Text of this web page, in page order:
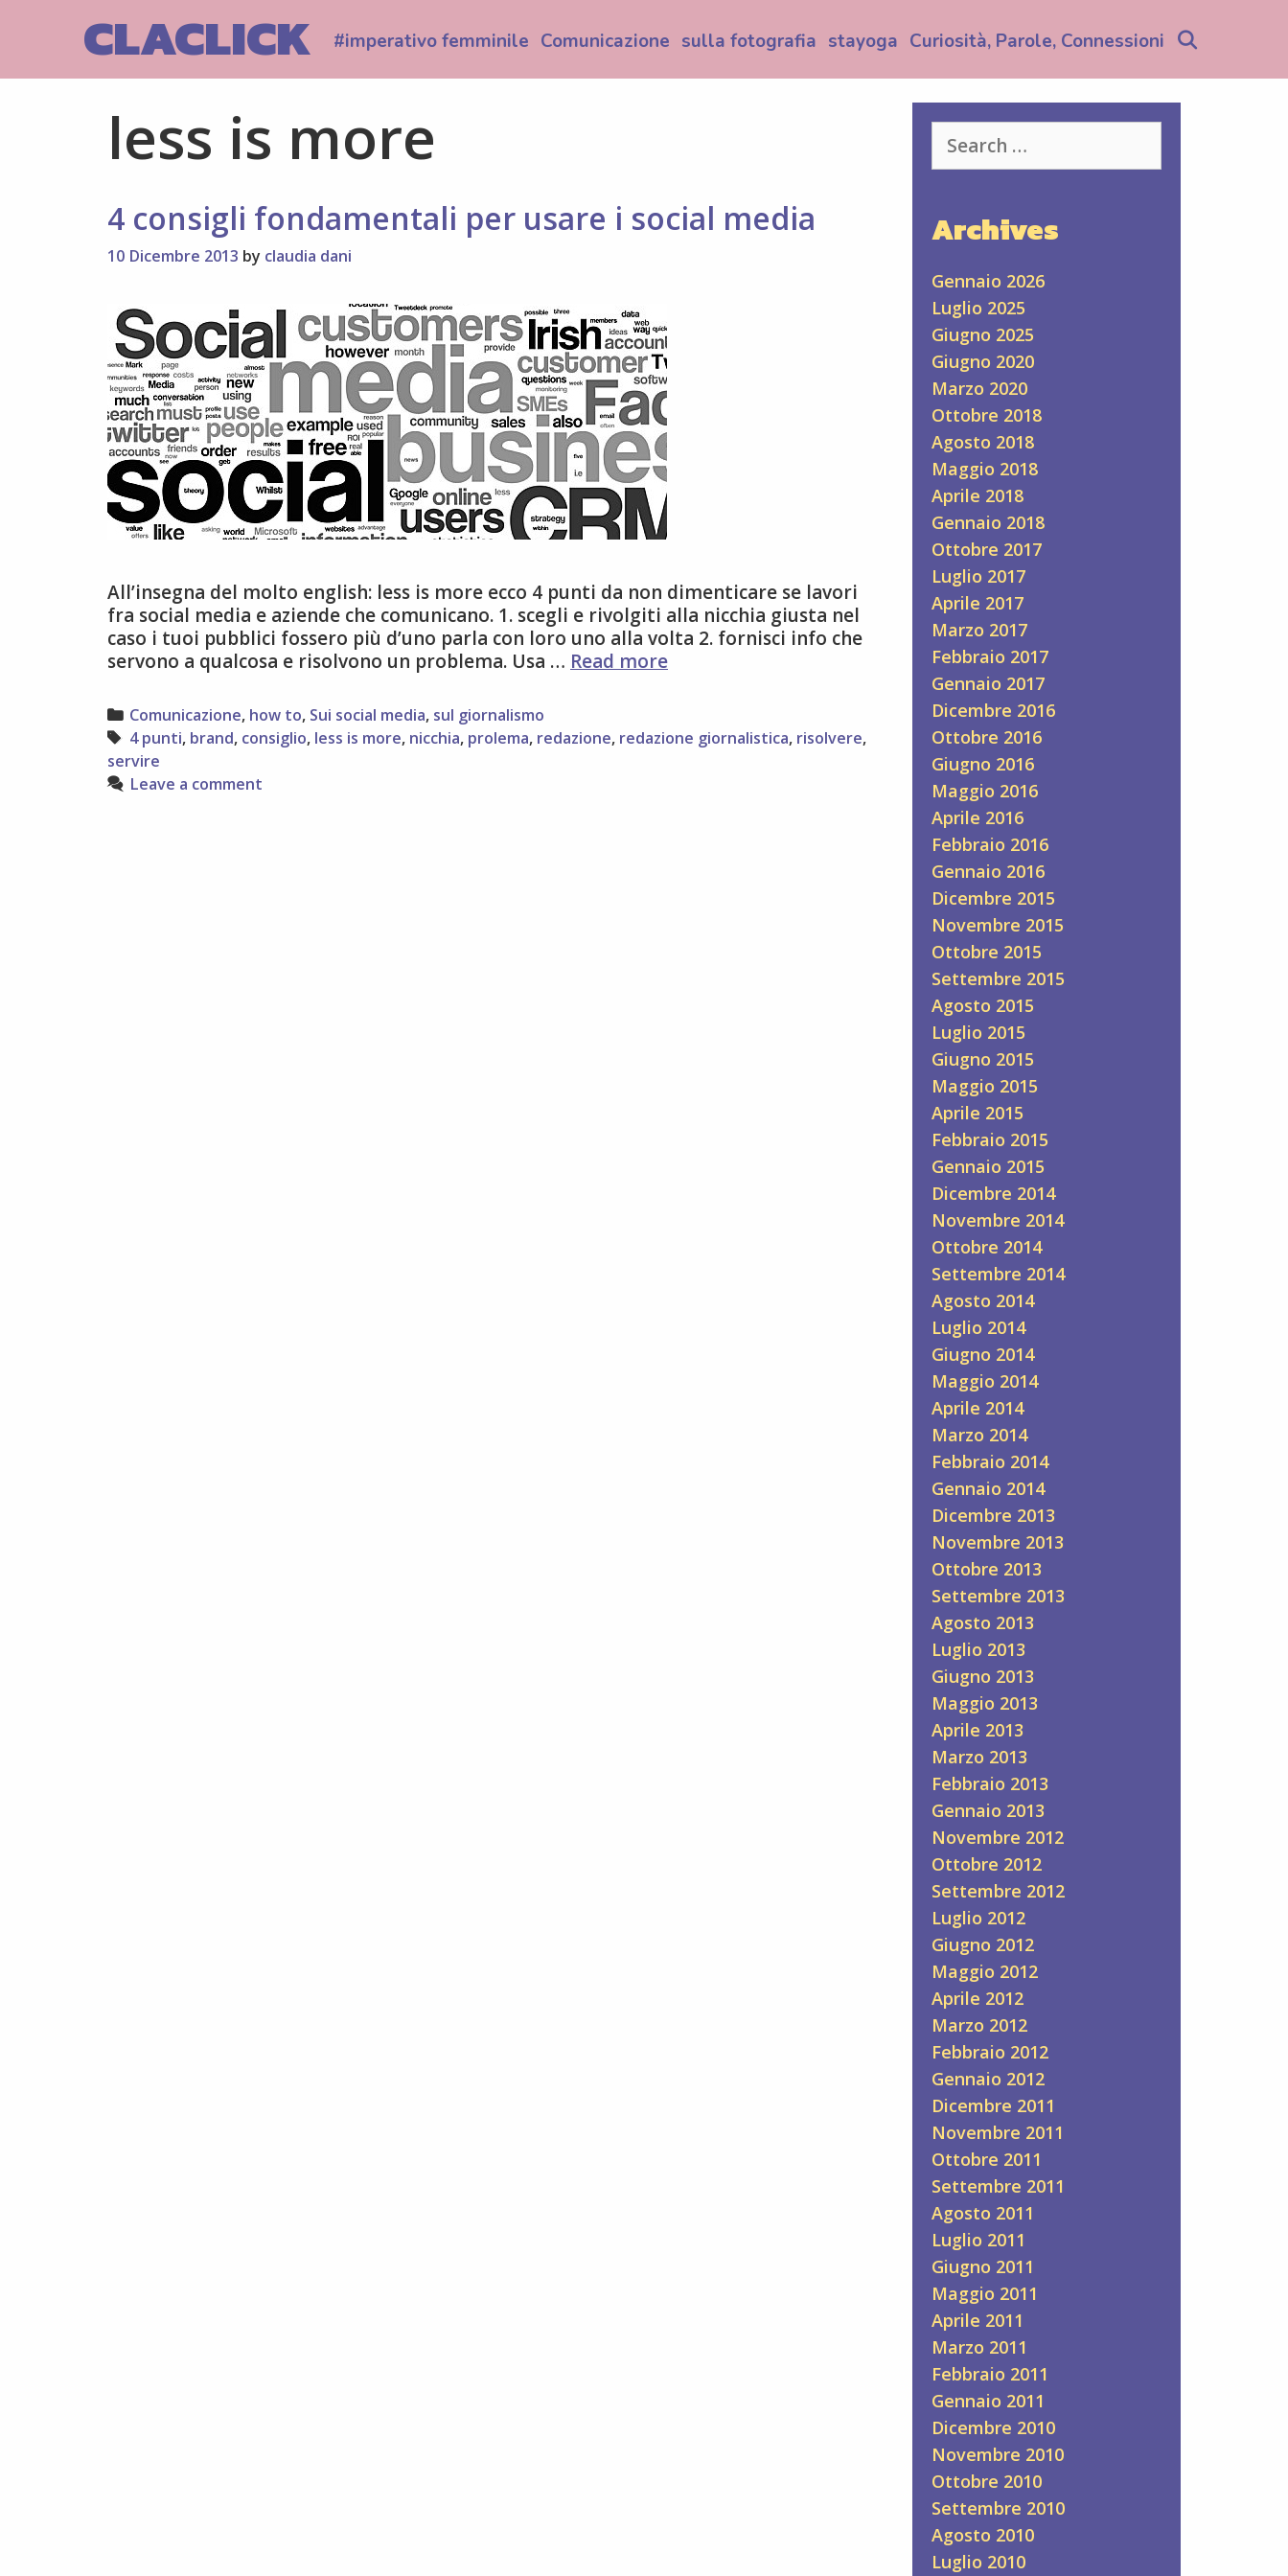
CLACLICK #imperativo femminile Comunicazione sulla fotografia stayoga Curiosità, Parole, Connessioni
less is more
4 consigli fondamentali per usare i social media
10 Dicembre 2013 by claudia dani
All’insegna del molto english: less is more ecco 4 punti da non dimenticare se lavori
fra social media e aziende che comunicano. 1. scegli e rivolgiti alla nicchia giusta nel
caso i tuoi pubblici fossero più d’uno parla con loro uno alla volta 2. fornisci info che
servono a qualcosa e risolvono un problema. Usa … Read more4
per
usare
Categories
Comunicazione, how to, Sui social media, sul giornalismo
Tags
4 punti, brand, consiglio, less is more, nicchia, prolema, redazione, redazione giornalistica, risolvere,
servire
Leave a comment
for:
Archives
Gennaio 2026
Luglio 2025
Giugno 2025
Giugno 2020
Marzo 2020
Ottobre 2018
Agosto 2018
Maggio 2018
Aprile 2018
Gennaio 2018
Ottobre 2017
Luglio 2017
Aprile 2017
Marzo 2017
Febbraio 2017
Gennaio 2017
Dicembre 2016
Ottobre 2016
Giugno 2016
Maggio 2016
Aprile 2016
Febbraio 2016
Gennaio 2016
Dicembre 2015
Novembre 2015
Ottobre 2015
Settembre 2015
Agosto 2015
Luglio 2015
Giugno 2015
Maggio 2015
Aprile 2015
Febbraio 2015
Gennaio 2015
Dicembre 2014
Novembre 2014
Ottobre 2014
Settembre 2014
Agosto 2014
Luglio 2014
Giugno 2014
Maggio 2014
Aprile 2014
Marzo 2014
Febbraio 2014
Gennaio 2014
Dicembre 2013
Novembre 2013
Ottobre 2013
Settembre 2013
Agosto 2013
Luglio 2013
Giugno 2013
Maggio 2013
Aprile 2013
Marzo 2013
Febbraio 2013
Gennaio 2013
Novembre 2012
Ottobre 2012
Settembre 2012
Luglio 2012
Giugno 2012
Maggio 2012
Aprile 2012
Marzo 2012
Febbraio 2012
Gennaio 2012
Dicembre 2011
Novembre 2011
Ottobre 2011
Settembre 2011
Agosto 2011
Luglio 2011
Giugno 2011
Maggio 2011
Aprile 2011
Marzo 2011
Febbraio 2011
Gennaio 2011
Dicembre 2010
Novembre 2010
Ottobre 2010
Settembre 2010
Agosto 2010
Luglio 2010